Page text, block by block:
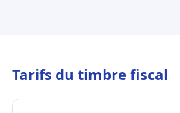
Tarifs du timbre fiscal